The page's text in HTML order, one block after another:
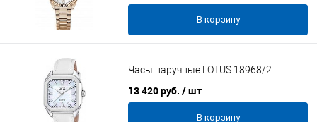
В корзину
Часы наручные LOTUS 18968/2
13 420 руб. / шт
В корзину